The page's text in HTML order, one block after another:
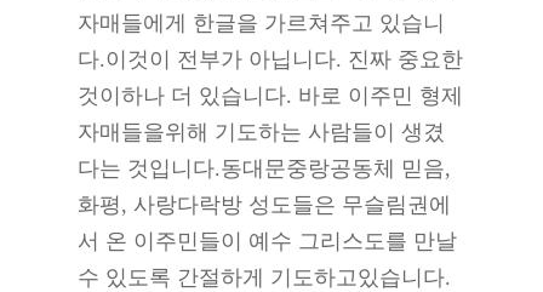
자매들에게 한글을 가르쳐주고 있습니
다.이것이 전부가 아닙니다. 진짜 중요한
것이하나 더 있습니다. 바로 이주민 형제
자매들을위해 기도하는 사람들이 생겼
다는 것입니다.동대문중랑공동체 믿음,
화평, 사랑다락방 성도들은 무슬림권에
서 온 이주민들이 예수 그리스도를 만날
수 있도록 간절하게 기도하고있습니다.